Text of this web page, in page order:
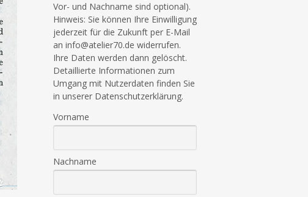
Vor- und Nachname sind optional).
Hinweis: Sie können Ihre Einwilligung
jederzeit für die Zukunft per E-Mail
an info@atelier70.de widerrufen.
Ihre Daten werden dann gelöscht.
Detaillierte Informationen zum
Umgang mit Nutzerdaten finden Sie
in unserer Datenschutzerklärung.
Vorname
Nachname